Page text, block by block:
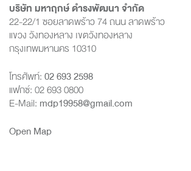
บริษัท มหาฤกษ์ ดำรงพัฒนา จำกัด
22-22/1 ซอยลาดพร้าว 74 ถนน ลาดพร้าว
แขวง วังทองหลาง เขตวังทองหลาง
กรุงเทพมหานคร 10310
โทรศัพท์:02 693 2598
แฟกซ์: 02 693 0800
E-Mail: mdp19958@gmail.com
Open Map